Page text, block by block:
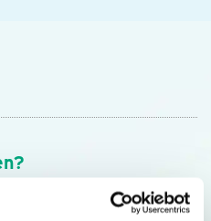
inspiratie, acties en tips
Vogelbescherming.